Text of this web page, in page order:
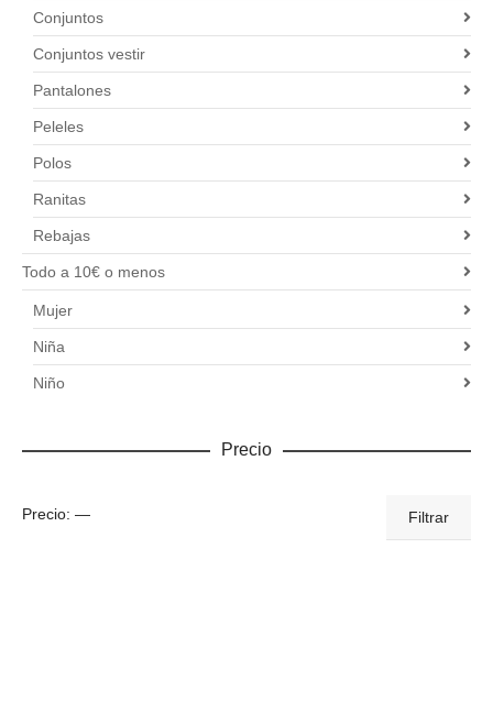
Conjuntos
Conjuntos vestir
Pantalones
Peleles
Polos
Ranitas
Rebajas
Todo a 10€ o menos
Mujer
Niña
Niño
Precio
Precio
Precio
Filtrar
Precio: —